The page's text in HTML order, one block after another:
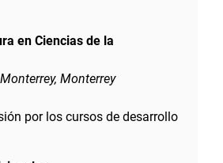
en Ciencias de la
Monterrey
por los cursos de desarrollo